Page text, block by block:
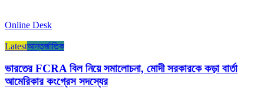
Online Desk
Latestআন্তর্জাতিক
ভারতের FCRA বিল নিয়ে সমালোচনা, মোদী সরকারকে কড়া বার্তা
আমেরিকার কংগ্রেস সদস্যের